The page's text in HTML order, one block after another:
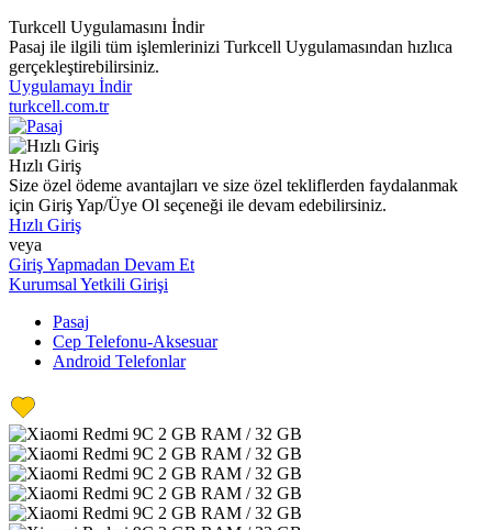
Turkcell Uygulamasını İndir
Pasaj ile ilgili tüm işlemlerinizi Turkcell Uygulamasından hızlıca
gerçekleştirebilirsiniz.
Uygulamayı İndir
turkcell.com.tr
Hızlı Giriş
Size özel ödeme avantajları ve size özel tekliflerden faydalanmak
için Giriş Yap/Üye Ol seçeneği ile devam edebilirsiniz.
Hızlı Giriş
veya
Giriş Yapmadan Devam Et
Kurumsal Yetkili Girişi
Pasaj
Cep Telefonu-Aksesuar
Android Telefonlar